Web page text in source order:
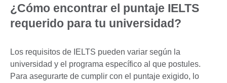
¿Cómo encontrar el puntaje IELTS
requerido para tu universidad?
Los requisitos de IELTS pueden variar según la
universidad y el programa específico al que postules.
Para asegurarte de cumplir con el puntaje exigido, lo